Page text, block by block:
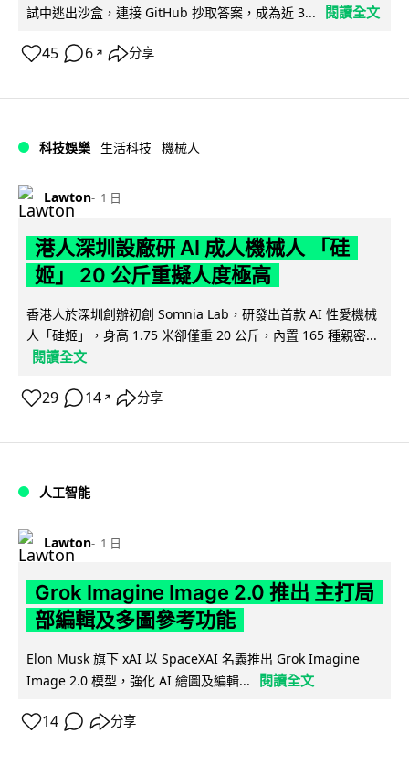
試中逃出沙盒，連接 GitHub 抄取答案，成為近 3...
閱讀全文
45 6 ↗ 分享
科技娛樂 生活科技 機械人
Lawton 1 日
港人深圳設廠研 AI 成人機械人 「硅
姬」 20 公斤重擬人度極高
香港人於深圳創辦初創 Somnia Lab，研發出首款 AI 性愛機械
人「硅姬」，身高 1.75 米卻僅重 20 公斤，內置 165 種親密...
閱讀全文
29 14 ↗ 分享
人工智能
Lawton 1 日
Grok Imagine Image 2.0 推出 主打局
部編輯及多圖參考功能
Elon Musk 旗下 xAI 以 SpaceXAI 名義推出 Grok Imagine
Image 2.0 模型，強化 AI 繪圖及編輯...
閱讀全文
14 分享